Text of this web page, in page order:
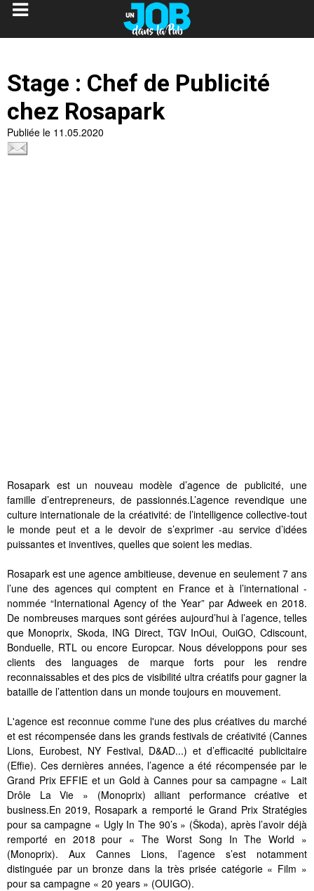
Stage : Chef de Publicité
chez Rosapark
Publiée le 11.05.2020
Rosapark est un nouveau modèle d’agence de publicité, une
famille d’entrepreneurs, de passionnés.L’agence revendique une
culture internationale de la créativité: de l’intelligence collective-tout
le monde peut et a le devoir de s’exprimer -au service d’idées
puissantes et inventives, quelles que soient les medias.
Rosapark est une agence ambitieuse, devenue en seulement 7 ans
l’une des agences qui comptent en France et à l’international -
nommée “International Agency of the Year” par Adweek en 2018.
De nombreuses marques sont gérées aujourd’hui à l’agence, telles
que Monoprix, Skoda, ING Direct, TGV InOui, OuiGO, Cdiscount,
Bonduelle, RTL ou encore Europcar. Nous développons pour ses
clients des languages de marque forts pour les rendre
reconnaissables et des pics de visibilité ultra créatifs pour gagner la
bataille de l’attention dans un monde toujours en mouvement.
L'agence est reconnue comme l'une des plus créatives du marché
et est récompensée dans les grands festivals de créativité (Cannes
Lions, Eurobest, NY Festival, D&AD...) et d’efficacité publicitaire
(Effie). Ces dernières années, l’agence a été récompensée par le
Grand Prix EFFIE et un Gold à Cannes pour sa campagne « Lait
Drôle La Vie » (Monoprix) alliant performance créative et
business.En 2019, Rosapark a remporté le Grand Prix Stratégies
pour sa campagne « Ugly In The 90’s » (Škoda), après l’avoir déjà
remporté en 2018 pour « The Worst Song In The World »
(Monoprix). Aux Cannes Lions, l’agence s’est notamment
distinguée par un bronze dans la très prisée catégorie « Film »
pour sa campagne « 20 years » (OUIGO).